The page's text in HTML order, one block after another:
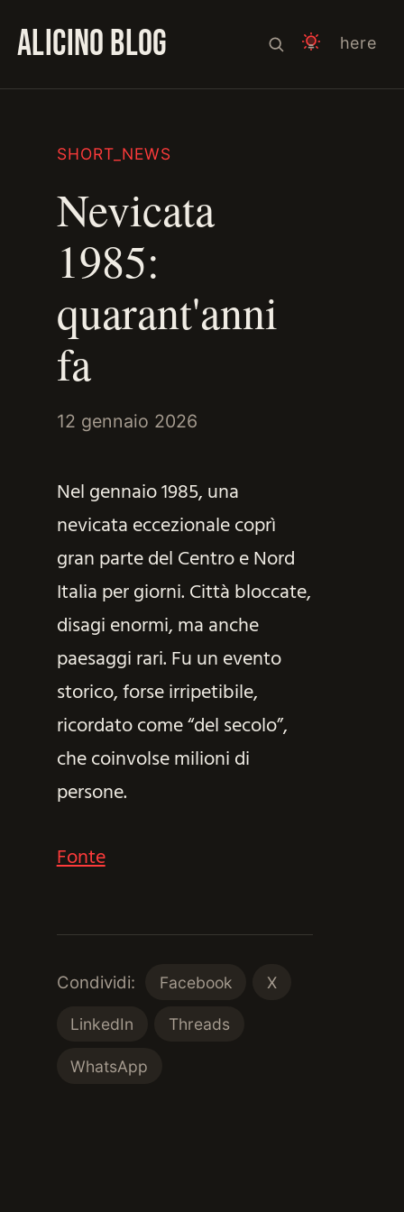
ALICINO BLOG here
SHORT_NEWS
Nevicata
1985:
quarant'anni
fa
12 gennaio 2026
Nel gennaio 1985, una
nevicata eccezionale coprì
gran parte del Centro e Nord
Italia per giorni. Città bloccate,
disagi enormi, ma anche
paesaggi rari. Fu un evento
storico, forse irripetibile,
ricordato come “del secolo”,
che coinvolse milioni di
persone.
Fonte
Condividi: Facebook X
LinkedIn Threads
WhatsApp